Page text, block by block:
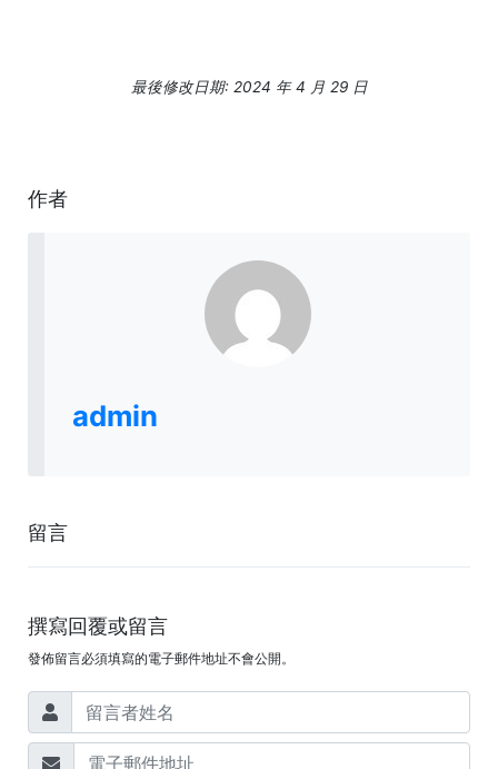
最後修改日期: 2024 年 4 月 29 日
作者
admin
留言
撰寫回覆或留言
發佈留言必須填寫的電子郵件地址不會公開。